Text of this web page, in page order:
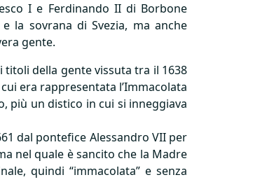
I e Ferdinando II di Borbone
la sovrana di Svezia, ma anche
gente.
della gente vissuta tra il 1638
era rappresentata l’Immacolata
più un distico in cui si inneggiava
dal pontefice Alessandro VIIper
nel quale è sancito che la Madre
quindi “immacolata” e senza